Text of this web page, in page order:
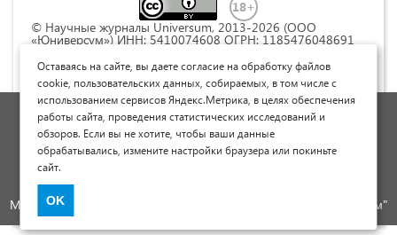
© Научные журналы Universum, 2013-2026 (ООО
«Юниверсум») ИНН: 5410074608 ОГРН: 1185476048691
Commons « Attribution» («Атрибуция») 4.0
Непортированная
Политика обработки персональных данных
Договор оферты
Опубликовать научную статью
Международный научно-исследовательский журнал "Юниверсум"
Оставаясь на сайте, вы даете согласие на обработку файлов
cookie, пользовательских данных, собираемых, в том числе с
использованием сервисов Яндекс.Метрика, в целях обеспечения
работы сайта, проведения статистических исследований и
обзоров. Если вы не хотите, чтобы ваши данные
обрабатывались, измените настройки браузера или покиньте
сайт.
OK